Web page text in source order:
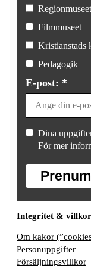
Filmmuseet
Kristianstads
Pedagogik
E-post: *
Dina
För mer
Integritet & villkor
Om kakor
Personuppgifter
Försäljningsvillkor